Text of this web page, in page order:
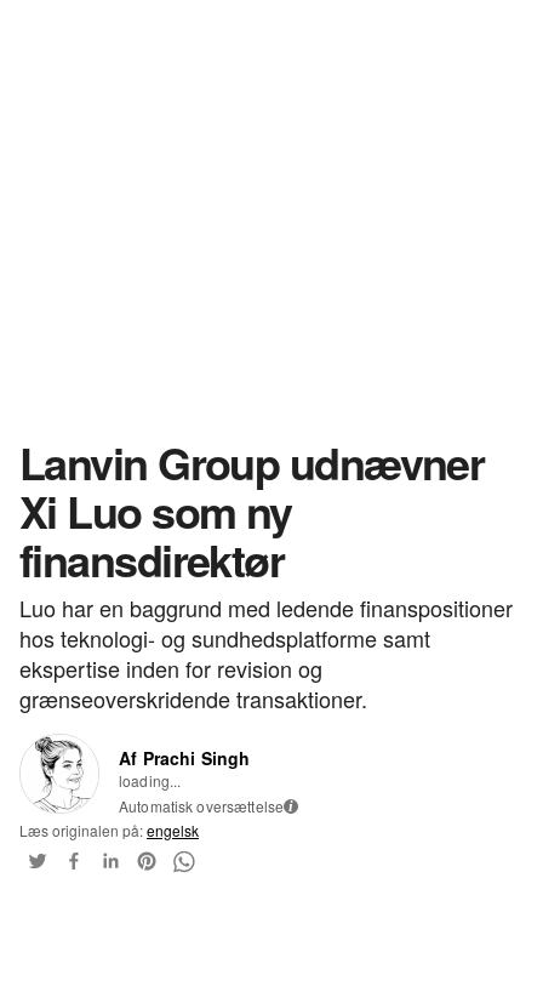
Lanvin Group udnævner
Xi Luo som ny
finansdirektør
Luo har en baggrund med ledende finanspositioner
hos teknologi- og sundhedsplatforme samt
ekspertise inden for revision og
grænseoverskridende transaktioner.
Af Prachi Singh
loading...
Automatisk oversættelse i
Læs originalen på:engelsk